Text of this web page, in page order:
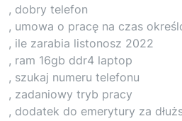
, dobry telefon
, umowa o pracę na czas
, ile zarabia listonosz 2022
, ram 16gb ddr4 laptop
, szukaj numeru telefonu
, zadaniowy tryb pracy
, dodatek do emerytury za